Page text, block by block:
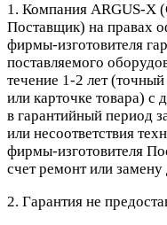
1. Компания ARGUS-X
Поставщик) на правах
фирмы-изготовителя
поставляемого
течение 1-2 лет
или карточке товара) с
в гарантийный период
или несоответствия
фирмы-изготовителя
счет ремонт или
2. Гарантия не